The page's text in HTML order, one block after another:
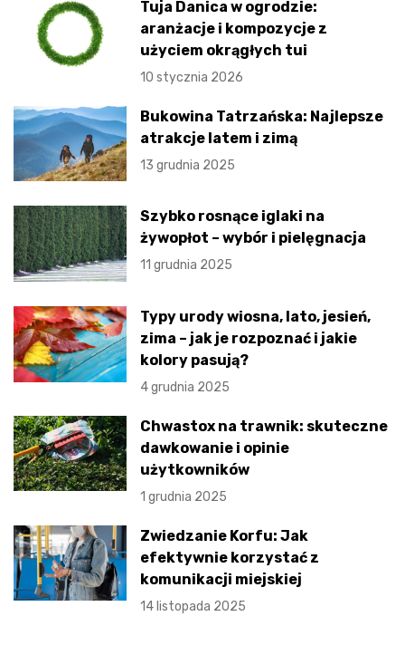
Tuja Danica w ogrodzie:
aranżacje i kompozycje z
użyciem okrągłych tui
10 stycznia 2026
Bukowina Tatrzańska: Najlepsze
atrakcje latem i zimą
13 grudnia 2025
Szybko rosnące iglaki na
żywopłot – wybór i pielęgnacja
11 grudnia 2025
Typy urody wiosna, lato, jesień,
zima – jak je rozpoznać i jakie
kolory pasują?
4 grudnia 2025
Chwastox na trawnik: skuteczne
dawkowanie i opinie
użytkowników
1 grudnia 2025
Zwiedzanie Korfu: Jak
efektywnie korzystać z
komunikacji miejskiej
14 listopada 2025